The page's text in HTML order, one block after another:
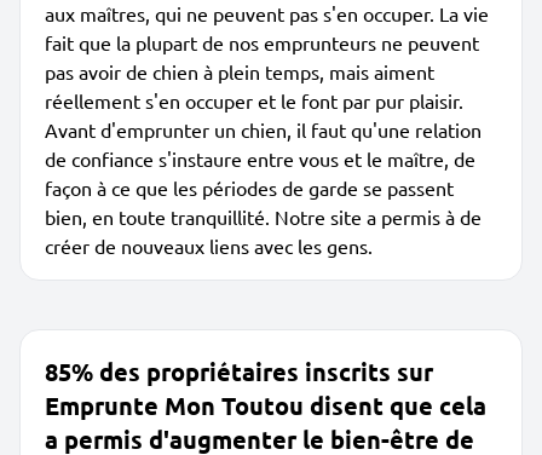
aux maîtres, qui ne peuvent pas s'en occuper. La vie
fait que la plupart de nos emprunteurs ne peuvent
pas avoir de chien à plein temps, mais aiment
réellement s'en occuper et le font par pur plaisir.
Avant d'emprunter un chien, il faut qu'une relation
de confiance s'instaure entre vous et le maître, de
façon à ce que les périodes de garde se passent
bien, en toute tranquillité. Notre site a permis à de
créer de nouveaux liens avec les gens.
85% des propriétaires inscrits sur
Emprunte Mon Toutou disent que cela
a permis d'augmenter le bien-être de